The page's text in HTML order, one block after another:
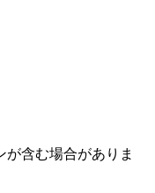
含む場合がありま